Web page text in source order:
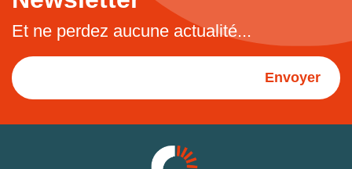
Et ne perdez aucune actualité...
Envoyer